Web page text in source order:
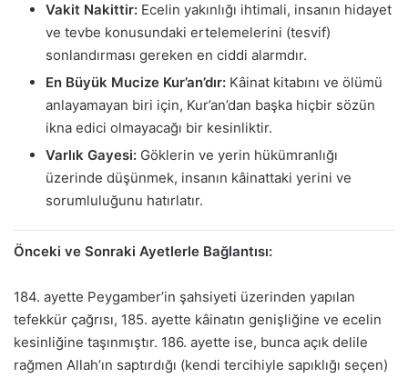
Vakit Nakittir: Ecelin yakınlığı ihtimali, insanın hidayet
ve tevbe konusundaki ertelemelerini (tesvif)
sonlandırması gereken en ciddi alarmdır.
En Büyük Mucize Kur’an’dır: Kâinat kitabını ve ölümü
anlayamayan biri için, Kur’an’dan başka hiçbir sözün
ikna edici olmayacağı bir kesinliktir.
Varlık Gayesi: Göklerin ve yerin hükümranlığı
üzerinde düşünmek, insanın kâinattaki yerini ve
sorumluluğunu hatırlatır.
Önceki ve Sonraki Ayetlerle Bağlantısı:
184. ayette Peygamber’in şahsiyeti üzerinden yapılan
tefekkür çağrısı, 185. ayette kâinatın genişliğine ve ecelin
kesinliğine taşınmıştır. 186. ayette ise, bunca açık delile
rağmen Allah’ın saptırdığı (kendi tercihiyle sapıklığı seçen)